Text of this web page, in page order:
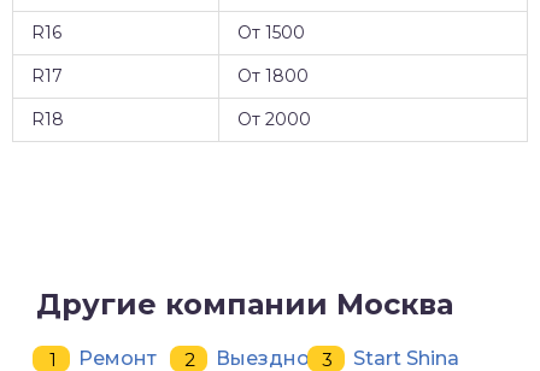
R16
От 1500
R17
От 1800
R18
От 2000
Другие компании Москва
Ремонт
Выездной
Start Shina